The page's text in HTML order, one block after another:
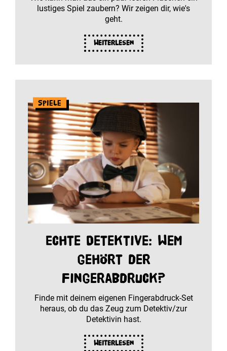
lustiges Spiel zaubern? Wir zeigen dir, wie's
geht.
Weiterlesen
Spiele
Echte Detektive: Wem
gehört der
Fingerabdruck?
Finde mit deinem eigenen Fingerabdruck-Set
heraus, ob du das Zeug zum Detektiv/zur
Detektivin hast.
Weiterlesen